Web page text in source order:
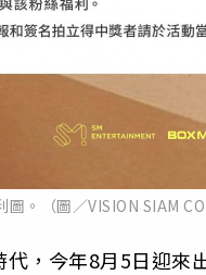
圖。（圖／VISION SIAM
，今年8月5日迎來